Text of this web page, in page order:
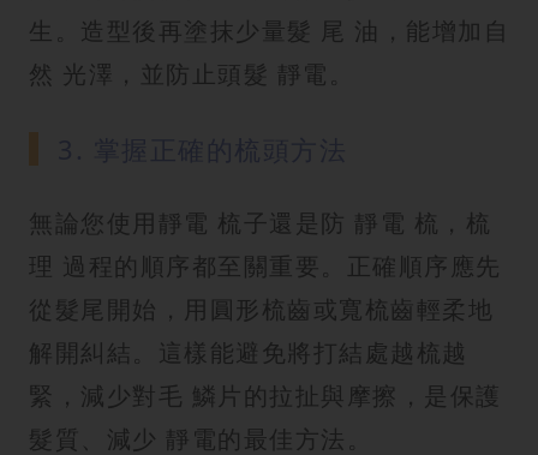
生。造型後再塗抹少量髮 尾 油，能增加自
然 光澤，並防止頭髮 靜電。
無論您使用靜電 梳子還是防 靜電 梳，梳
理 過程的順序都至關重要。正確順序應先
從髮尾開始，用圓形梳齒或寬梳齒輕柔地
解開糾結。這樣能避免將打結處越梳越
緊，減少對毛 鱗片的拉扯與摩擦，是保護
髮質、減少 靜電的最佳方法。